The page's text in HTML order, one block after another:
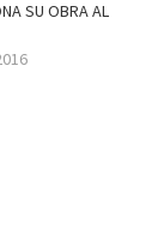
SU OBRA AL